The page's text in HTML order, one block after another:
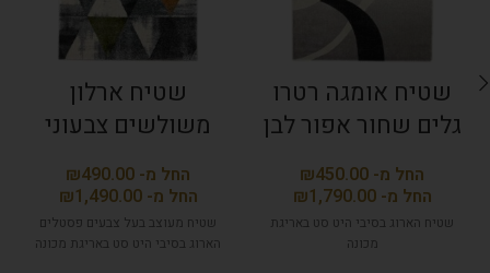
שטיח אומגה רטרו
גלים שחור אפור לבן
₪
₪
שטיח הארוג בסיבי היט סט באריגת
מכונה
שטיח ארלון
משולשים צבעוני
₪
₪
שטיח מעוצב בעל צבעים פסטלים
הארוג בסיבי היט סט באריגת מכונה